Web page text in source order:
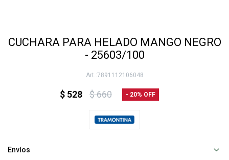
CUCHARA PARA HELADO MANGO NEGRO
- 25603/100
7891112106048
$ 528 $660 20
Envíos